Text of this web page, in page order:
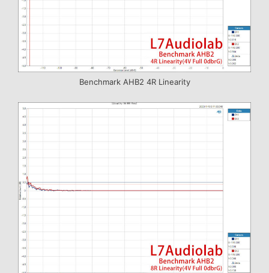
Benchmark AHB2 4R Linearity